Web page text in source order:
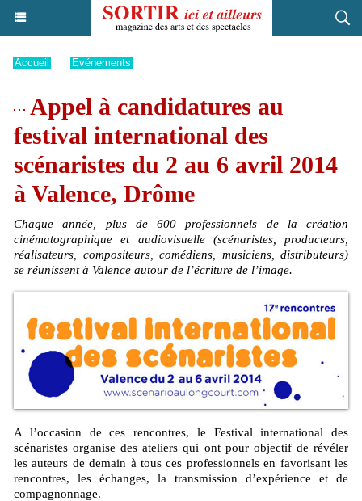
Accueil Evénements
Appel à candidatures au
festival international des
scénaristes du 2 au 6 avril 2014
à Valence, Drôme
Chaque année, plus de 600 professionnels de la création
cinématographique et audiovisuelle (scénaristes, producteurs,
réalisateurs, compositeurs, comédiens, musiciens, distributeurs)
se réunissent à Valence autour de l’écriture de l’image.
A l’occasion de ces rencontres, le Festival international des
scénaristes organise des ateliers qui ont pour objectif de révéler
les auteurs de demain à tous ces professionnels en favorisant les
rencontres, les échanges, la transmission d’expérience et de
compagnonnage.